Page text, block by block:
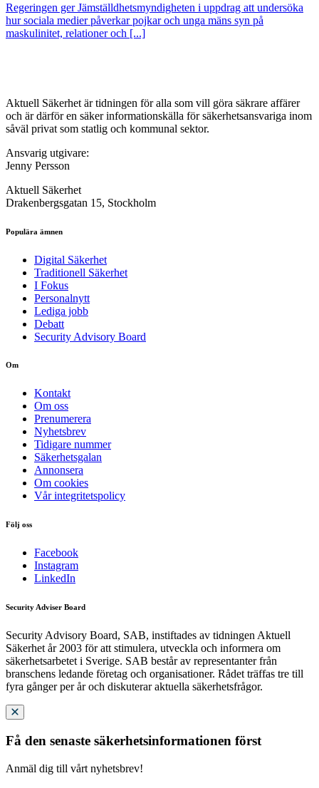
Regeringen ger Jämställdhetsmyndigheten i uppdrag att undersöka
hur sociala medier påverkar pojkar och unga mäns syn på
maskulinitet, relationer och [...]
Aktuell Säkerhet är tidningen för alla som vill göra säkrare affärer
och är därför en säker informationskälla för säkerhets­ansvariga inom
såväl privat som statlig och kommunal sektor.
Ansvarig utgivare:
Jenny Persson
Aktuell Säkerhet
Drakenbergsgatan 15, Stockholm
Populära ämnen
Digital Säkerhet
Traditionell Säkerhet
I Fokus
Personalnytt
Lediga jobb
Debatt
Security Advisory Board
Om
Kontakt
Om oss
Prenumerera
Nyhetsbrev
Tidigare nummer
Säkerhetsgalan
Annonsera
Om cookies
Vår integritetspolicy
Följ oss
Facebook
Instagram
LinkedIn
Security Adviser Board
Security Advisory Board, SAB, instiftades av tidningen Aktuell
Säkerhet år 2003 för att stimulera, utveckla och informera om
säkerhetsarbetet i Sverige. SAB består av representanter från
branschens ledande företag och organisationer. Rådet träffas tre till
fyra gånger per år och diskuterar aktuella säkerhetsfrågor.
Få den senaste säkerhetsinformationen först
Anmäl dig till vårt nyhetsbrev!